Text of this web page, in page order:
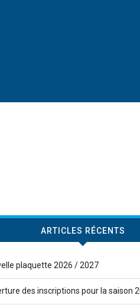
ARTICLES RÉCENTS
plaquette 2026 / 2027
des inscriptions pour la saison